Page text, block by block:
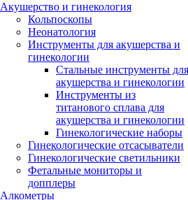
Акушерство и гинекология
Кольпоскопы
Неонатология
Инструменты для акушерства и
гинекологии
Стальные инструменты для
акушерства и гинекологии
Инструменты из
титанового сплава для
акушерства и гинекологии
Гинекологические наборы
Гинекологические отсасыватели
Гинекологические светильники
Фетальные мониторы и
допплеры
Алкометры